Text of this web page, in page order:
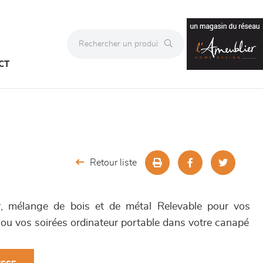
Retour liste
mélange de bois et de métal Relevable pour vos
vos soirées ordinateur portable dans votre canapé